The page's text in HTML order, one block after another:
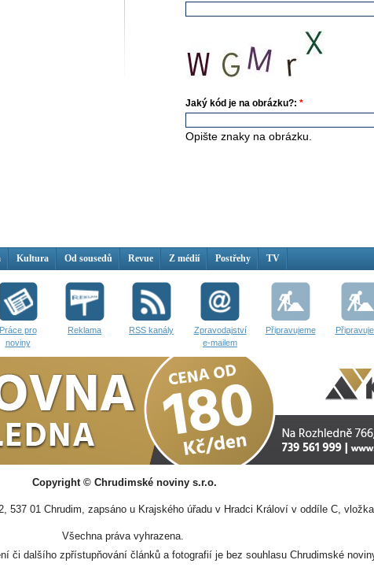
Jaký kód je na obrázku?: *
Opište znaky na obrázku.
Kultura Od sousedů Revue Z médií Postřehy TV
Práce pro
noviny
Reklama RSS kanály
Zpravodajství
e-mailem
Připravujeme
Copyright © Chrudimské noviny s.r.o.
537 01 Chrudim, zapsáno u Krajského úřadu v Hradci Královí v oddíle C,
Všechna práva vyhrazena.
či dalšího zpřístupňování článků a fotografií je bez souhlasu Chrudimské